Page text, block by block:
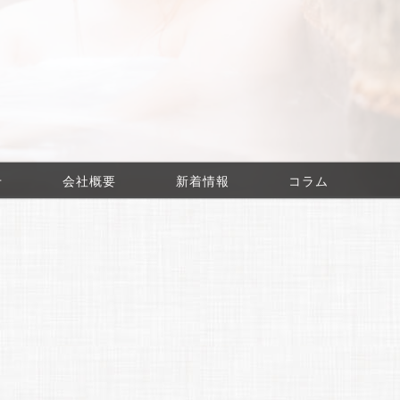
会社概要 新着情報 コラム